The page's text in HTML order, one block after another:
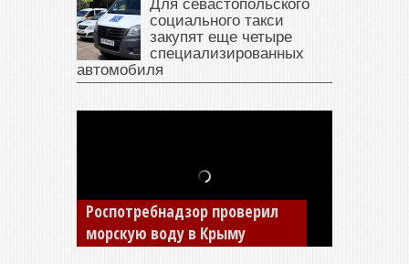
Для севастопольского
социального такси
закупят еще четыре
специализированных
автомобиля
В Крыму у жителя Саки
изъяли автомобиль —
накопил долги по штрафам
ГИБДД